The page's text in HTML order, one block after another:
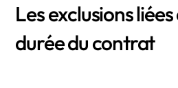
Les exclusions
durée du contrat